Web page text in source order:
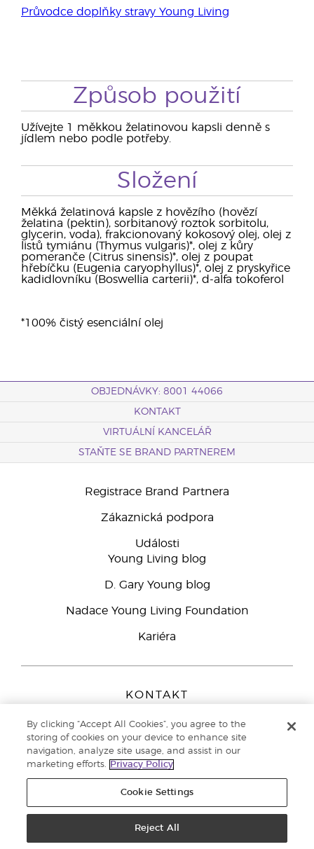
Průvodce doplňky stravy Young Living
Způsob použití
Užívejte 1 měkkou želatinovou kapsli denně s
jídlem nebo podle potřeby.
Složení
Měkká želatinová kapsle z hovězího (hovězí
želatina (pektin), sorbitanový roztok sorbitolu,
glycerin, voda), frakcionovaný kokosový olej, olej z
listů tymiánu (Thymus vulgaris)*, olej z kůry
pomeranče (Citrus sinensis)*, olej z poupat
hřebíčku (Eugenia caryophyllus)*, olej z pryskyřice
kadidlovníku (Boswellia carterii)*, d-alfa tokoferol
*100% čistý esenciální olej
OBJEDNÁVKY: 8001 44066
KONTAKT
VIRTUÁLNÍ KANCELÁŘ
STAŇTE SE BRAND PARTNEREM
Registrace Brand Partnera
Zákaznická podpora
Události
Young Living blog
D. Gary Young blog
Nadace Young Living Foundation
Kariéra
KONTAKT
Peizerweg 97
9727 AJ Groningen
Netherlands
Zákaznická podpora800 144 066
ochrany osobních údajů
By clicking “Accept All Cookies”, you agree to the
storing of cookies on your device to enhance site
navigation, analyze site usage, and assist in our
marketing efforts.
Privacy Policy
Cookie Settings
Reject All